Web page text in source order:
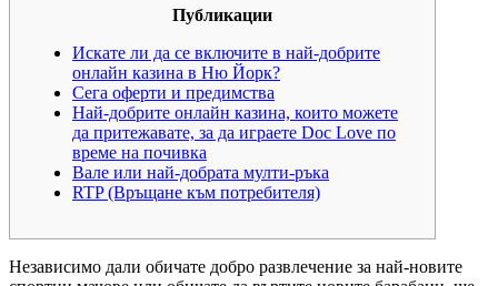
Публикации
Искате ли да се включите в най-добрите
онлайн казина в Ню Йорк?
Сега оферти и предимства
Най-добрите онлайн казина, които можете
да притежавате, за да играете Doc Love по
време на почивка
Вале или най-добрата мулти-ръка
RTP (Връщане към потребителя)
Независимо дали обичате добро развлечение за най-новите